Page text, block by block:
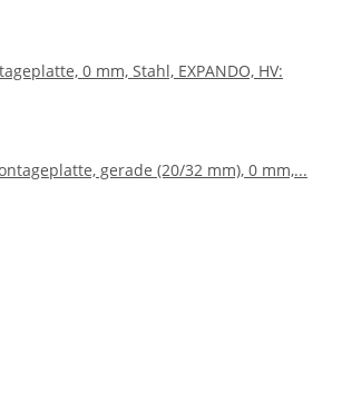
0 mm, Stahl, EXPANDO, HV: